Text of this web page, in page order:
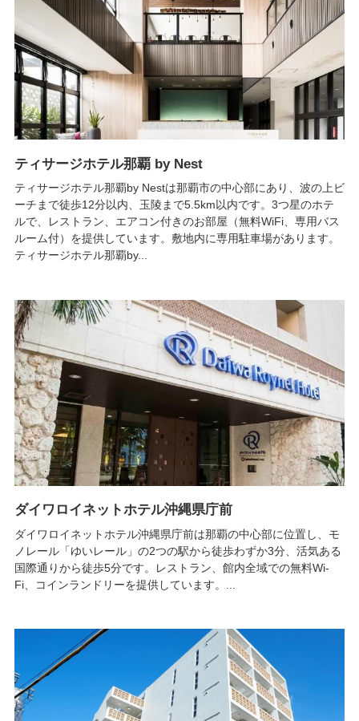
ティサージホテル那覇 by Nest
ティサージホテル那覇by Nestは那覇市の中心部にあり、波の上ビ
ーチまで徒歩12分以内、玉陵まで5.5km以内です。3つ星のホテ
ルで、レストラン、エアコン付きのお部屋（無料WiFi、専用バス
ルーム付）を提供しています。敷地内に専用駐車場があります。
ティサージホテル那覇by...
ダイワロイネットホテル沖縄県庁前
ダイワロイネットホテル沖縄県庁前は那覇の中心部に位置し、モ
ノレール「ゆいレール」の2つの駅から徒歩わずか3分、活気ある
国際通りから徒歩5分です。レストラン、館内全域での無料Wi-
Fi、コインランドリーを提供しています。...